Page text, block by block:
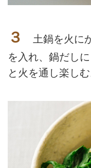
３
土鍋を火に
を入れ、鍋だし
と火を通し楽しむ